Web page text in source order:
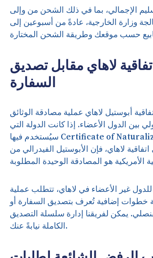
الإجمالي، بما في ذلك الشحن من وإلى
وزارة الخارجية، عادةً من أسبوعين إلى
لاهاي مقابل تصديق
السفارة
أبوستيل لاهاي عملية مصادقة الوثائق
بين الدول الأعضاء. إذا كانت الدولة التي
سيُستخدم فيها Certificate of Naturalization الخاص
لاهاي، فإن الأبوستيل الفيدرالي من
للدول غير الأعضاء في لاهاي، تتطلب عملية
خطوات إضافية تُعرف بتصديق السفارة أو
يمكن لفريقنا إدارة سلسلة التصديق
الكاملة نيابةً عنك.